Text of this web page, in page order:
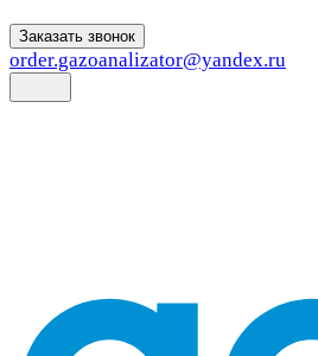
Заказать звонок
order.gazoanalizator@yandex.ru